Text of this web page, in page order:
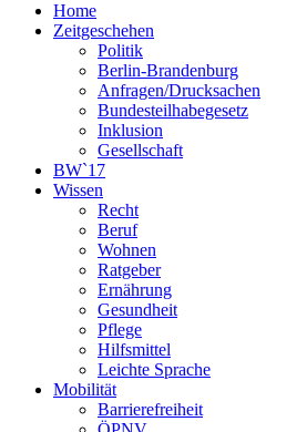
Home
Zeitgeschehen
Politik
Berlin-Brandenburg
Anfragen/Drucksachen
Bundesteilhabegesetz
Inklusion
Gesellschaft
BW`17
Wissen
Recht
Beruf
Wohnen
Ratgeber
Ernährung
Gesundheit
Pflege
Hilfsmittel
Leichte Sprache
Mobilität
Barrierefreiheit